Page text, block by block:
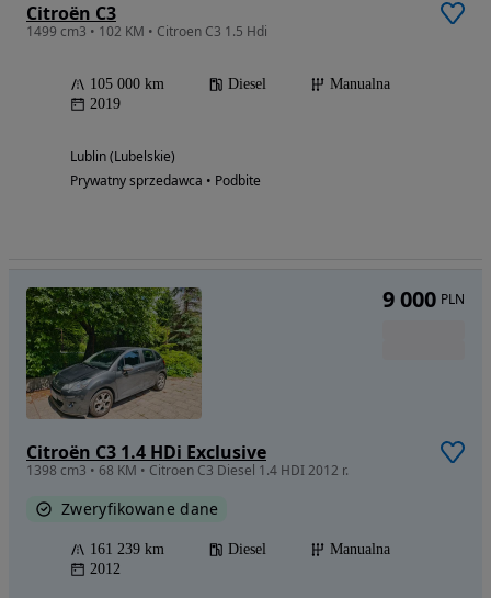
Citroën C3
1499 cm3 • 102 KM • Citroen C3 1.5 Hdi
105 000 km Diesel
Manualna
2019
Lublin (Lubelskie)
Prywatny sprzedawca • Podbite
Citroën C3 1.4 HDi Exclusive
1398 cm3 • 68 KM • Citroen C3 Diesel 1.4 HDI 2012 r.
Zweryfikowane dane
161 239 km Diesel
Manualna
2012
9 000 PLN